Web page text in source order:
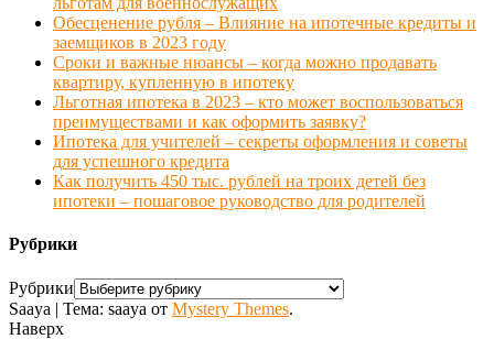
Обесценение рубля – Влияние на ипотечные кредиты и
заемщиков в 2023 году
Сроки и важные нюансы – когда можно продавать
квартиру, купленную в ипотеку
Льготная ипотека в 2023 – кто может воспользоваться
преимуществами и как оформить заявку?
Ипотека для учителей – секреты оформления и советы
для успешного кредита
Как получить 450 тыс. рублей на троих детей без
ипотеки – пошаговое руководство для родителей
Рубрики
Рубрики
Saaya | Тема: saaya от Mystery Themes.
Наверх